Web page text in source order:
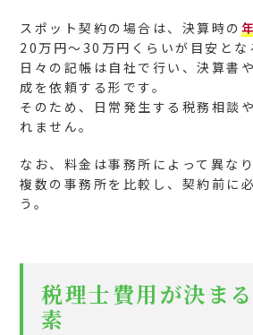
スポット契約の場合は、決算時の
20万円～30万円くらいが目安とな
日々の記帳は自社で行い、決算書
成を依頼する形です。
そのため、日常発生する税務相談
れません。
なお、料金は事務所によって異なり
複数の事務所を比較し、契約前に
う。
税理士費用が決ま
素